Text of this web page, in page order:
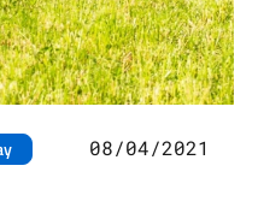
08/04/2021